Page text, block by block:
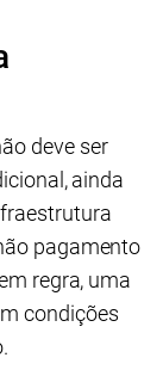
deve ser
ainda
pagamento
regra, uma
condições